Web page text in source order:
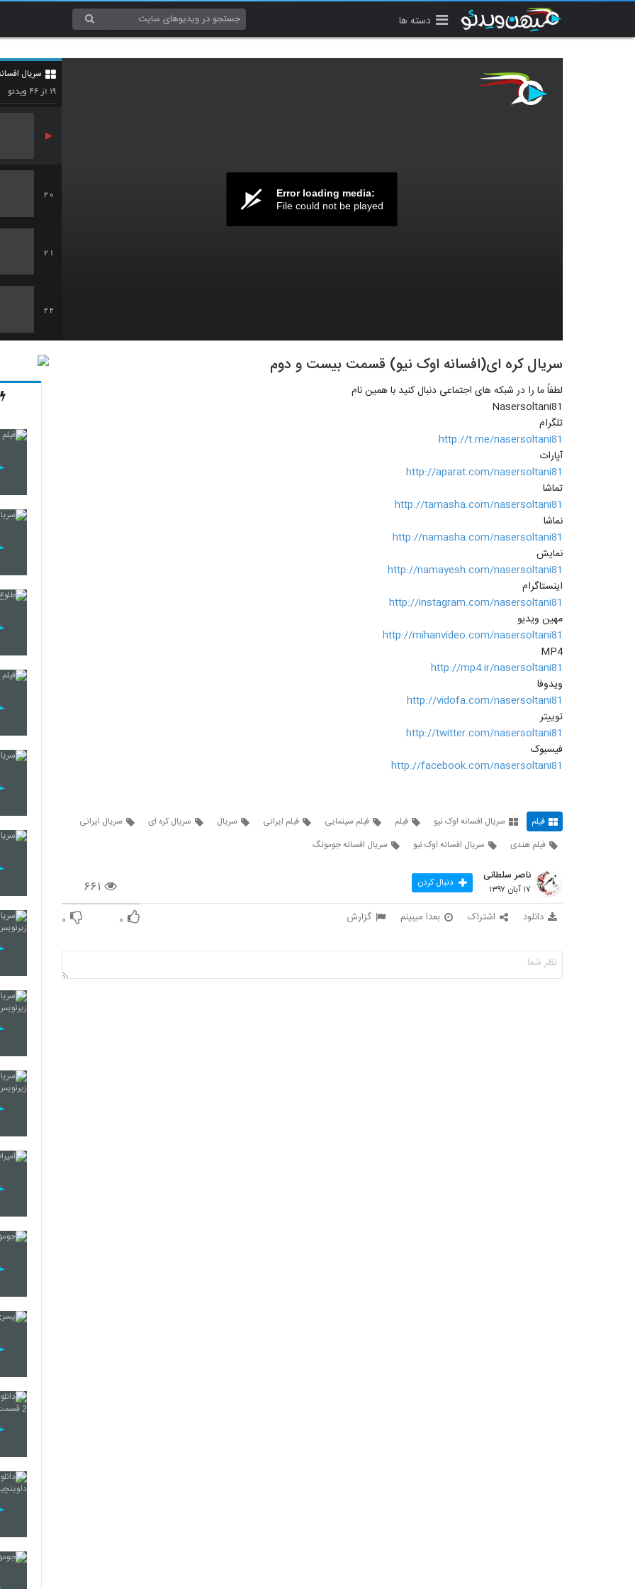
دسته ها
Error loading media:
File could not be played
سریال
۱۹ از ۴۶ ویدئو
18
20
21
22
23 سریال کره ای(افسانه اوک نیو) قسمت بیست و دوم
لطفاً ما را در شبکه های اجتماعی دنبال کنید با همین نام
Nasersoltani81
تلگرام
http://t.me/nasersoltani81
آپارات
http://aparat.com/nasersoltani81
تماشا
http://tamasha.com/nasersoltani81
نماشا
http://namasha.com/nasersoltani81
نمایش
http://namayesh.com/nasersoltani81
اینستاگرام
http://instagram.com/nasersoltani81
مهین ویدیو
http://mihanvideo.com/nasersoltani81
MP4
http://mp4.ir/nasersoltani81
ویدوفا
http://vidofa.com/nasersoltani81
توییتر
http://twitter.com/nasersoltani81
فیسبوک
http://facebook.com/nasersoltani81
فیلم سریال افسانه اوک نیو فیلم فیلم سینمایی فیلم ایرانی سریال سریال کره ای
سریال ایرانی
فیلم هندی
سریال افسانه اوک نیو سریال افسانه جومونگ
۶۶۱
ناصر سلطانی
۱۷ آبان ۱۳۹۷ دنبال کردن
دانلود اشتراک بعدا میبینم گزارش ۰ ۰